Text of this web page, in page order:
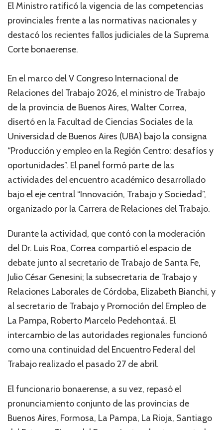
El Ministro ratificó la vigencia de las competencias
provinciales frente a las normativas nacionales y
destacó los recientes fallos judiciales de la Suprema
Corte bonaerense.
En el marco del V Congreso Internacional de
Relaciones del Trabajo 2026, el ministro de Trabajo
de la provincia de Buenos Aires, Walter Correa,
disertó en la Facultad de Ciencias Sociales de la
Universidad de Buenos Aires (UBA) bajo la consigna
“Producción y empleo en la Región Centro: desafíos y
oportunidades”. El panel formó parte de las
actividades del encuentro académico desarrollado
bajo el eje central “Innovación, Trabajo y Sociedad”,
organizado por la Carrera de Relaciones del Trabajo.
Durante la actividad, que contó con la moderación
del Dr. Luis Roa, Correa compartió el espacio de
debate junto al secretario de Trabajo de Santa Fe,
Julio César Genesini; la subsecretaria de Trabajo y
Relaciones Laborales de Córdoba, Elizabeth Bianchi, y
al secretario de Trabajo y Promoción del Empleo de
La Pampa, Roberto Marcelo Pedehontaá. El
intercambio de las autoridades regionales funcionó
como una continuidad del Encuentro Federal del
Trabajo realizado el pasado 27 de abril.
El funcionario bonaerense, a su vez, repasó el
pronunciamiento conjunto de las provincias de
Buenos Aires, Formosa, La Pampa, La Rioja, Santiago